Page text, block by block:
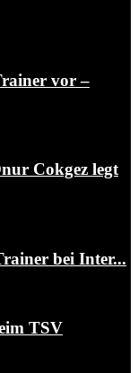
vor –
Cokgez legt
bei Inter...
TSV